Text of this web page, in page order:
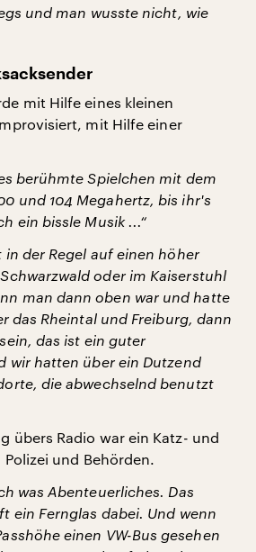
und man wusste nicht, wie
mit Hilfe eines kleinen
mit Hilfe einer
berühmte Spielchen mit dem
und 104 Megahertz, bis ihr's
ein bissle Musik ...“
in der Regel auf einen höher
oder im Kaiserstuhl
man dann oben war und hatte
das Rheintal und Freiburg, dann
das ist ein guter
wir hatten über ein Dutzend
die abwechselnd benutzt
übers Radio war ein Katz- und
und Behörden.
was Abenteuerliches. Das
ein Fernglas dabei. Und wenn
einen VW-Bus gesehen